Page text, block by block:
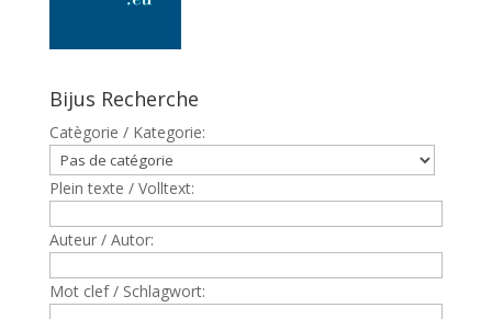
Bijus Recherche
Catègorie / Kategorie:
Plein texte / Volltext:
Auteur / Autor:
Mot clef / Schlagwort: